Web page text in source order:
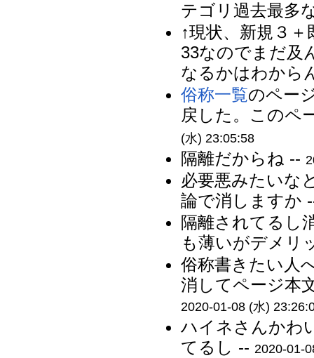
テゴリ過去最多
↑現状、新規３
33なのでまだ及
なるかはわから
俗称一覧のペー
戻した。このペ
(水) 23:05:58
隔離だからね --
必要悪みたいな
論で消しますか
隔離されてるし
も薄いがデメリ
俗称書きたい人
消してページ本
2020-01-08 (水)
ハイネさんかわ
てるし -- 2020-01-